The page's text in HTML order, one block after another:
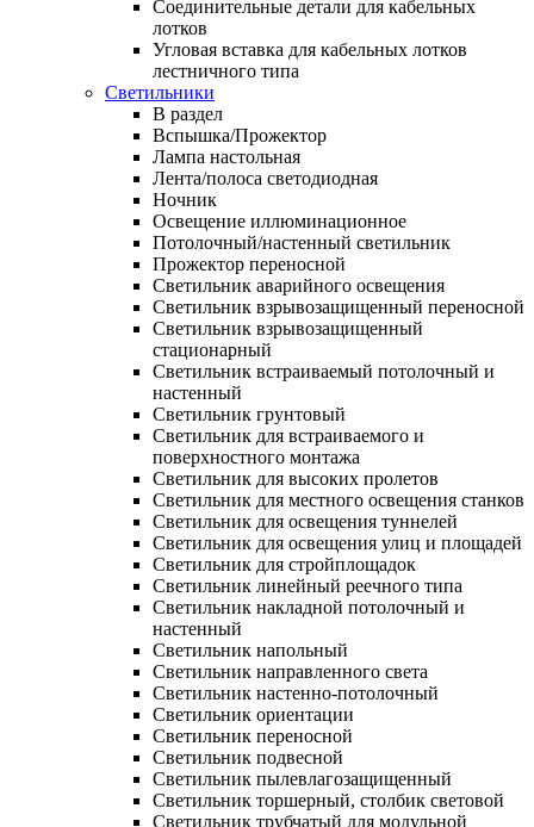
Соединительные детали для кабельных
лотков
Угловая вставка для кабельных лотков
лестничного типа
Светильники
В раздел
Вспышка/Прожектор
Лампа настольная
Лента/полоса светодиодная
Ночник
Освещение иллюминационное
Потолочный/настенный светильник
Прожектор переносной
Светильник аварийного освещения
Светильник взрывозащищенный переносной
Светильник взрывозащищенный
стационарный
Светильник встраиваемый потолочный и
настенный
Светильник грунтовый
Светильник для встраиваемого и
поверхностного монтажа
Светильник для высоких пролетов
Светильник для местного освещения станков
Светильник для освещения туннелей
Светильник для освещения улиц и площадей
Светильник для стройплощадок
Светильник линейный реечного типа
Светильник накладной потолочный и
настенный
Светильник напольный
Светильник направленного света
Светильник настенно-потолочный
Светильник ориентации
Светильник переносной
Светильник подвесной
Светильник пылевлагозащищенный
Светильник торшерный, столбик световой
Светильник трубчатый для модульной